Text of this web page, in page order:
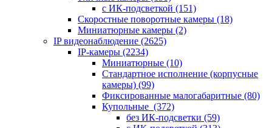
с ИК-подсветкой (151)
Скоростные поворотные камеры (18)
Миниатюрные камеры (2)
IP видеонаблюдение (2625)
IP-камеры (2234)
Миниатюрные (10)
Стандартное исполнение (корпусные
камеры) (99)
Фиксированные малогабаритные (80)
Купольные (372)
без ИК-подсветки (59)